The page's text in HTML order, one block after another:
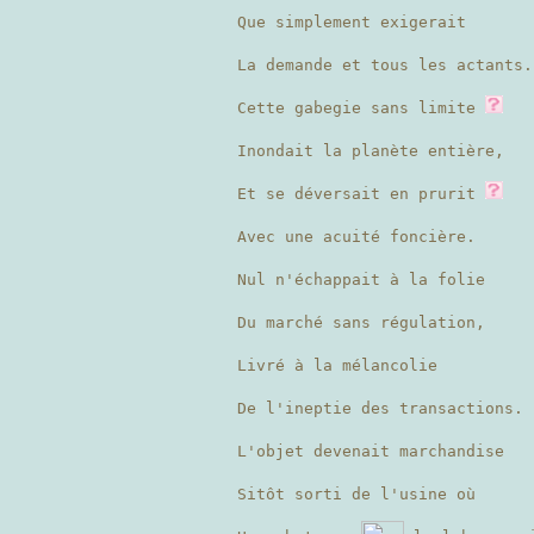
Que simplement exigerait
La demande et tous les
Cette gabegie sans limite
Inondait la planète entière,
Et se déversait en prurit
Avec une acuité foncière.
Nul n'échappait à la folie
Du marché sans régulation,
Livré à la mélancolie
De l'ineptie des transactions.
L'objet devenait marchandise
Sitôt sorti de l'usine où